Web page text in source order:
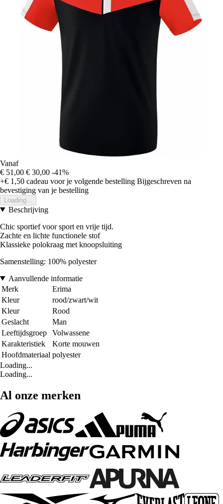
Vanaf
€ 51,00 € 30,00 -41%
+€ 1,50 cadeau voor je volgende bestelling Bijgeschreven na
bevestiging van je bestelling
Loading...
Beschrijving
Chic sportief voor sport en vrije tijd.
Zachte en lichte functionele stof
Klassieke polokraag met knoopsluiting
Samenstelling: 100% polyester
Aanvullende informatie
Merk
Erima
Kleur
rood/zwart/wit
Kleur
Rood
Geslacht
Man
Leeftijdsgroep
Volwassene
Karakteristiek
Korte mouwen
Hoofdmateriaal polyester
Loading...
Loading...
Al onze merken